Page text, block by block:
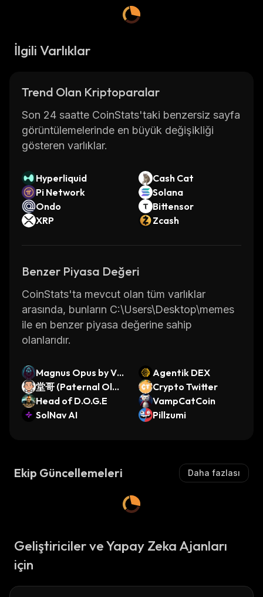
İlgili Varlıklar
Trend Olan Kriptoparalar
Son 24 saatte CoinStats'taki benzersiz sayfa
görüntülemelerinde en büyük değişikliği
gösteren varlıklar.
Hyperliquid
Cash Cat
Pi Network
Solana
Ondo
Bittensor
XRP
Zcash
Benzer Piyasa Değeri
CoinStats'ta mevcut olan tüm varlıklar
arasında, bunların C:\Users\Desktop\memes
ile en benzer piyasa değerine sahip
olanlarıdır.
Magnus Opus by Vir
tuals
Agentik DEX
堂哥 (Paternal Olde
r Cousin)
Crypto Twitter
Head of D.O.G.E
VampCatCoin
SolNav AI
Pillzumi
Ekip Güncellemeleri Daha fazlası
Geliştiriciler ve Yapay Zeka Ajanları
için